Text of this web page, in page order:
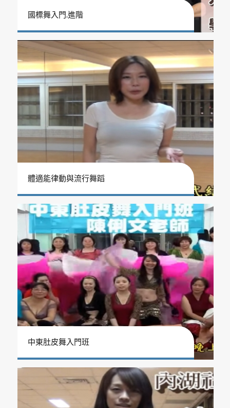
國標舞入門.進階
體適能律動與流行舞蹈
中東肚皮舞入門班